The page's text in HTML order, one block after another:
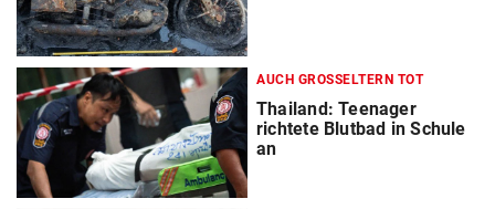
AUCH GROSSELTERN TOT
Thailand: Teenager
richtete Blutbad in Schule
an